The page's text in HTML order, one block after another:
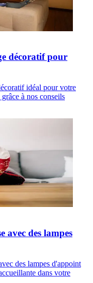
décoratif pour
idéal pour votre
à nos conseils
avec des lampes
des lampes d'appoint
dans votre